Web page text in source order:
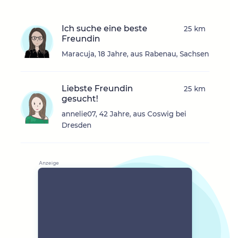
Ich suche eine beste
Freundin
Maracuja, 18 Jahre, aus Rabenau, Sachsen
25 km
Liebste Freundin
gesucht!
annelie07, 42 Jahre, aus Coswig bei
Dresden
25 km